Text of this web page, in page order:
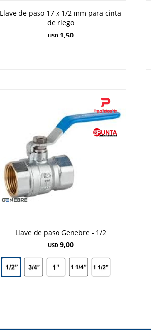
Llave de paso 17 x 1/2 mm para cinta
de riego
USD 1,50
Llave de paso Genebre - 1/2
USD 9,00